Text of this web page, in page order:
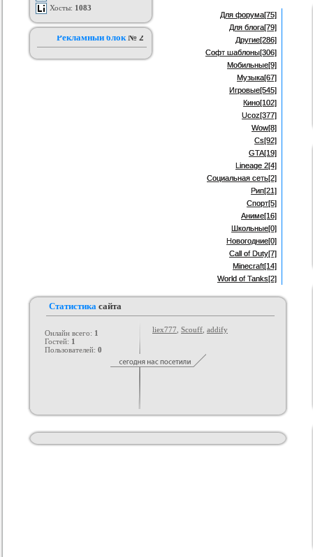
Хосты: 1083
Рекламный блок№ 2
Для форума[75]
Для блога[79]
Другие[286]
Софт шаблоны[306]
Мобильные[9]
Музыка[67]
Игровые[545]
Кино[102]
Ucoz[377]
Wow[8]
Cs[92]
GTA[19]
Lineage 2[4]
Социальная сеть[2]
Рип[21]
Спорт[5]
Аниме[16]
Школьные[0]
Новогодние[0]
Call of Duty[7]
Minecraft[14]
World of Tanks[2]
Статистика сайта
Онлайн всего: 1
Гостей: 1
Пользователей: 0
liex777 Scouff addify